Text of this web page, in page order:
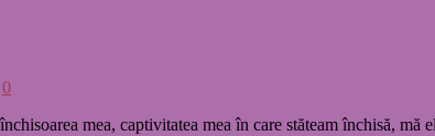
0
mea, captivitatea mea în care stăteam închisă,